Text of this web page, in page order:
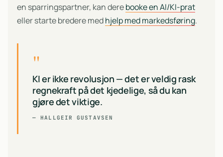
en sparringspartner, kan derebooke en AI/KI-prat
eller starte bredere medhjelp med markedsføring.
"
KI er ikke revolusjon — det er veldig rask
regnekraft på det kjedelige, så du kan
gjøre det viktige.
—HALLGEIR GUSTAVSEN